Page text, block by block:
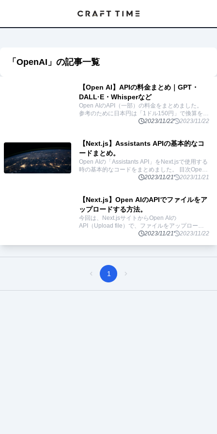
「 OpenAI 」の記事一覧
【Open AI】APIの料金まとめ｜GPT・
DALL·E・Whisperなど
Open AIのAPI（一部）の料金をまとめました。
参考のために日本円は「1ドル150円」で換算をし
2023/11/22 2023/11/22
【Next.js】Assistants APIの基本的なコ
ードまとめ。
Open AIの「Assistants API」をNext.jsで使用する
時の基本的なコードをまとめました。 目次Open
AIのAPIセットアップ基本の使い方Threads: スレ
2023/11/21 2023/11/21
【Next.js】Open AIのAPIでファイルをア
ップロードする方法。
今回は、Next.jsサイトからOpen AIの
API（Upload file）で、ファイルをアップロード
する方法を実装するのに時間がかかったのでその
2023/11/21 2023/11/22
1